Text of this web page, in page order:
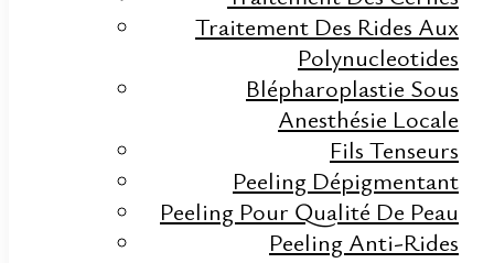
Traitement Des Rides Aux
Polynucleotides
Blépharoplastie Sous
Anesthésie Locale
Fils Tenseurs
Peeling Dépigmentant
Peeling Pour Qualité De Peau
Peeling Anti-Rides
CONTACTEZ NOUSCONTACTEZ NOUS
CONTACTEZ NOUS
PRENDRE RENDEZ-VOUS SUR DOCTENA
PRENDRE RENDEZ-VOUS SUR DOCTENA